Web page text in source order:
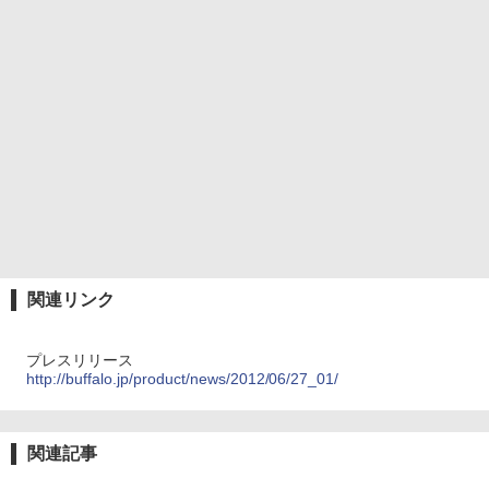
関連リンク
プレスリリース
http://buffalo.jp/product/news/2012/06/27_01/
関連記事